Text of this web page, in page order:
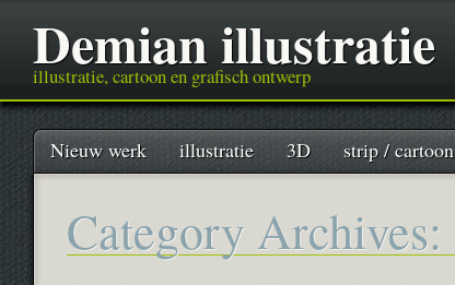
Demian illustratie
illustratie, cartoon en grafisch ontwerp
Main menu
SkipNieuw werk illustratie 3D strip / cartoon
Category Archives: